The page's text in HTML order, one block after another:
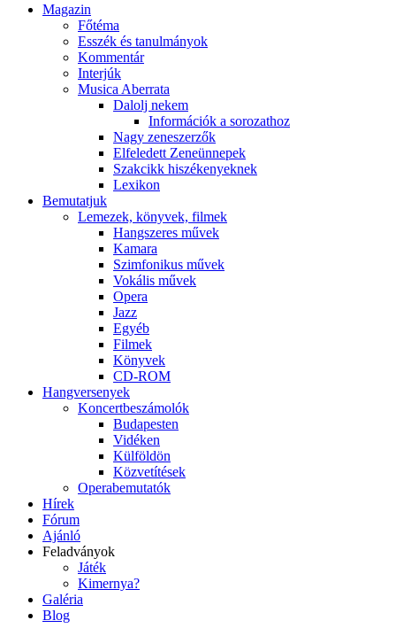
Magazin
Főtéma
Esszék és tanulmányok
Kommentár
Interjúk
Musica Aberrata
Dalolj nekem
Információk a sorozathoz
Nagy zeneszerzők
Elfeledett Zeneünnepek
Szakcikk hiszékenyeknek
Lexikon
Bemutatjuk
Lemezek, könyvek, filmek
Hangszeres művek
Kamara
Szimfonikus művek
Vokális művek
Opera
Jazz
Egyéb
Filmek
Könyvek
CD-ROM
Hangversenyek
Koncertbeszámolók
Budapesten
Vidéken
Külföldön
Közvetítések
Operabemutatók
Hírek
Fórum
Ajánló
Feladványok
Játék
Kimernya?
Galéria
Blog